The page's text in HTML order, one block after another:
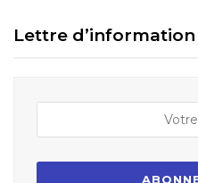
Lettre d’information